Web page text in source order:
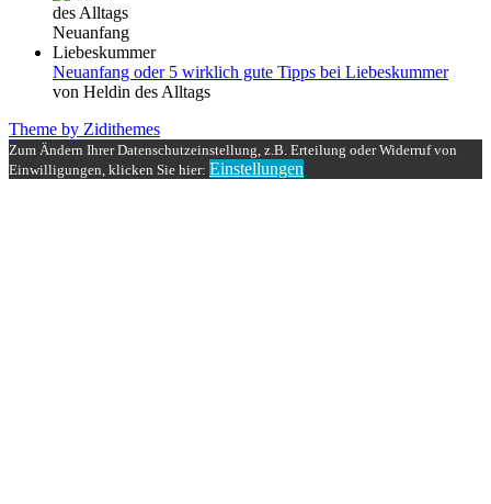
Neuanfang oder 5 wirklich gute Tipps bei Liebeskummer
von Heldin des Alltags
Theme by Zidithemes
Zum Ändern Ihrer Datenschutzeinstellung, z.B. Erteilung oder Widerruf von
Einwilligungen, klicken Sie hier: Einstellungen